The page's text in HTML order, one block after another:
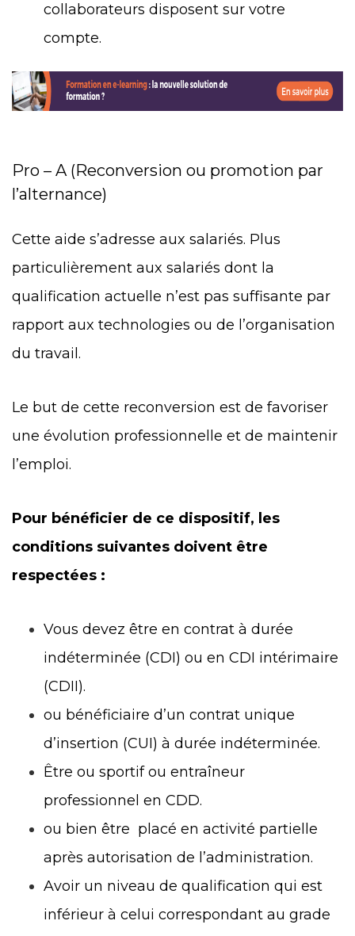
collaborateurs disposent sur votre
compte.
Pro – A (Reconversion ou promotion par
l’alternance)
Cette aide s’adresse aux salariés. Plus
particulièrement aux salariés dont la
qualification actuelle n’est pas suffisante par
rapport aux technologies ou de l’organisation
du travail.
Le but de cette reconversion est de favoriser
une évolution professionnelle et de maintenir
l’emploi.
Pour bénéficier de ce dispositif, les
conditions suivantes doivent être
respectées :
Vous devez être en contrat à durée
indéterminée (CDI) ou en CDI intérimaire
(CDII).
ou bénéficiaire d’un contrat unique
d’insertion (CUI) à durée indéterminée.
Être ou sportif ou entraîneur
professionnel en CDD.
ou bien être placé en activité partielle
après autorisation de l’administration.
Avoir un niveau de qualification qui est
inférieur à celui correspondant au grade